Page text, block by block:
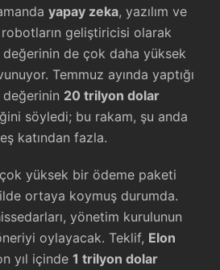
yapay zeka, yazılım ve
geliştiricisi olarak
de çok daha yüksek
Temmuz ayında yaptığı
değerinin 20 trilyon dolar
söyledi; bu rakam, şu anda
katından fazla.
yüksek bir ödeme paketi
ortaya koymuş durumda.
yönetim kurulunun
oylayacak. Teklif, Elon
yıl içinde 1 trilyon dolar